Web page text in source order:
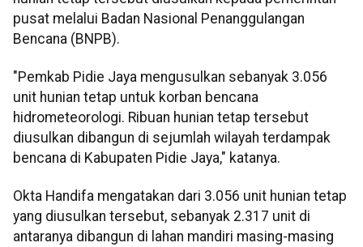
pusat melalui Badan Nasional Penanggulangan
Bencana (BNPB).
"Pemkab Pidie Jaya mengusulkan sebanyak 3.056
unit hunian tetap untuk korban bencana
hidrometeorologi. Ribuan hunian tetap tersebut
diusulkan dibangun di sejumlah wilayah terdampak
bencana di Kabupaten Pidie Jaya," katanya.
Okta Handifa mengatakan dari 3.056 unit hunian tetap
yang diusulkan tersebut, sebanyak 2.317 unit di
antaranya dibangun di lahan mandiri masing-masing